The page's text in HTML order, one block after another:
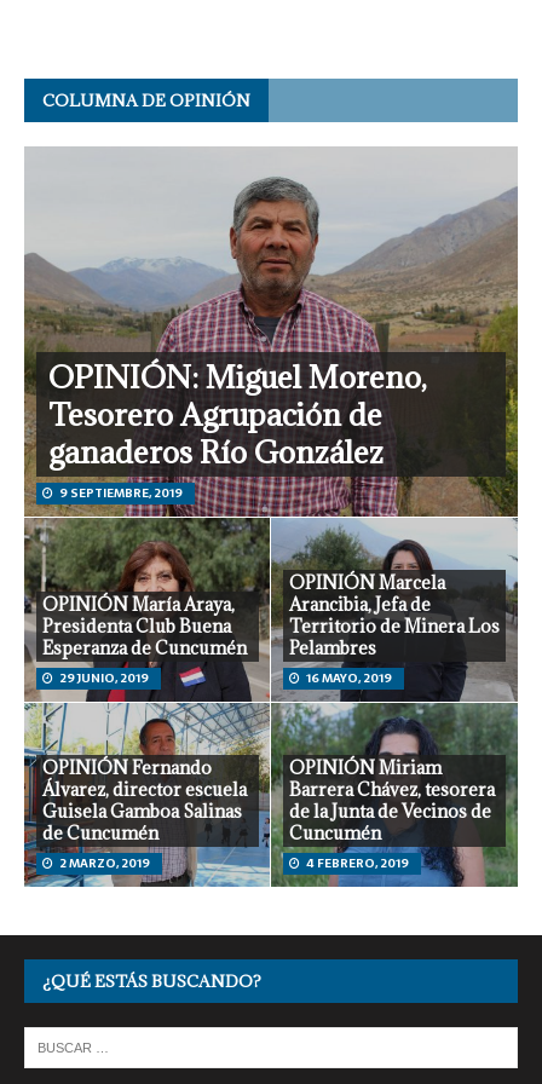
COLUMNA DE OPINIÓN
OPINIÓN: Miguel Moreno,
Tesorero Agrupación de
ganaderos Río González
9 SEPTIEMBRE, 2019
OPINIÓN María Araya,
Presidenta Club Buena
Esperanza de Cuncumén
29 JUNIO, 2019
OPINIÓN Marcela
Arancibia, Jefa de
Territorio de Minera Los
Pelambres
16 MAYO, 2019
OPINIÓN Fernando
Álvarez, director escuela
Guisela Gamboa Salinas
de Cuncumén
2 MARZO, 2019
OPINIÓN Miriam
Barrera Chávez, tesorera
de la Junta de Vecinos de
Cuncumén
4 FEBRERO, 2019
¿QUÉ ESTÁS BUSCANDO?